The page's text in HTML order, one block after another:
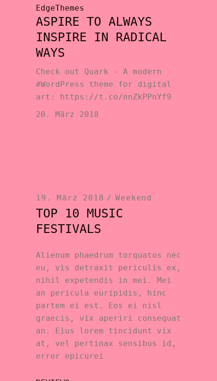
EdgeThemes
ASPIRE TO ALWAYS
INSPIRE IN RADICAL
WAYS
Check out Quark - A modern
#WordPress theme for digital
art: https://t.co/nnZkPPnYf9
20. März 2018
19. März 2018 Weekend
TOP 10 MUSIC
FESTIVALS
Alienum phaedrum torquatos nec
eu, vis detraxit periculis ex,
nihil expetendis in mei. Mei
an pericula euripidis, hinc
partem ei est. Eos ei nisl
graecis, vix aperiri consequat
an. Eius lorem tincidunt vix
at, vel pertinax sensibus id,
error epicurei